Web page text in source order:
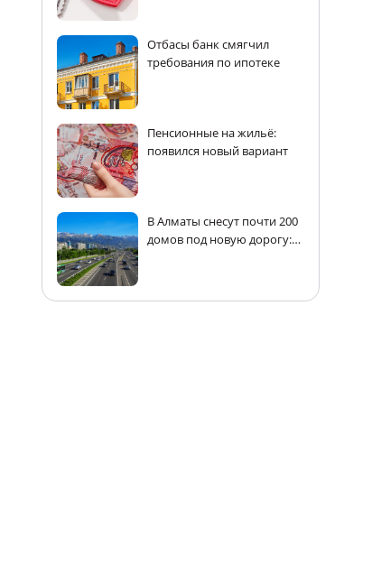
Отбасы банк смягчил
требования по ипотеке
Пенсионные на жильё:
появился новый вариант
В Алматы снесут почти 200
домов под новую дорогу: